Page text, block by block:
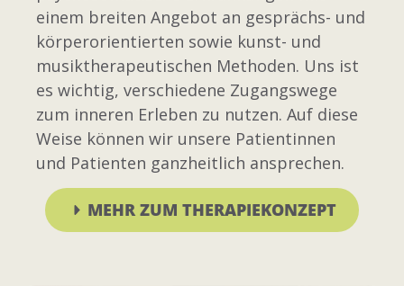
einem breiten Angebot an gesprächs- und
körperorientierten sowie kunst- und
musiktherapeutischen Methoden. Uns ist
es wichtig, verschiedene Zugangswege
zum inneren Erleben zu nutzen. Auf diese
Weise können wir unsere Patientinnen
und Patienten ganzheitlich ansprechen.
MEHR ZUM THERAPIEKONZEPT